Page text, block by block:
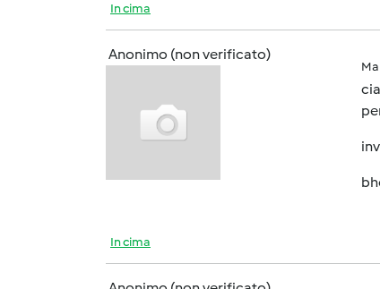
In cima
Anonimo (non verificato)
In cima